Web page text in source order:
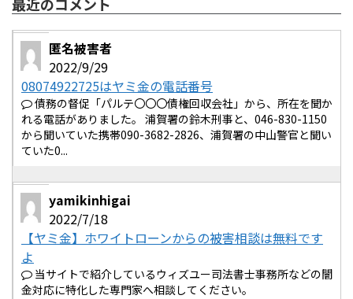
匿名被害者
2022/9/29
08074922725はヤミ金の電話番号
債務の督促「パルテ〇〇〇債権回収会社」から、所在を聞か
れる電話がありました。 浦賀署の鈴木刑事と、046-830-1150
から聞いていた携帯090-3682-2826、浦賀署の中山警官と聞い
ていた0...
yamikinhigai
2022/7/18
【ヤミ金】ホワイトローンからの被害相談は無料です
よ
当サイトで紹介しているウィズユー司法書士事務所などの闇
金対応に特化した専門家へ相談してください。